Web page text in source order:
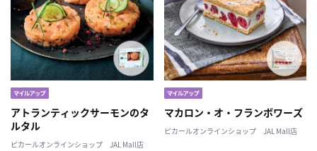
アトランティックサーモンのタ
ルタル
ピカールオンラインショップ JAL Mall店
マカロン・オ・フランボワーズ
ピカールオンラインショップ JAL Mall店